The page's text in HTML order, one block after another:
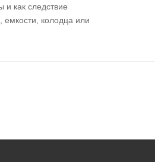
как следствие
емкости, колодца или